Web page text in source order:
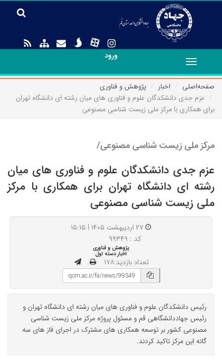
ورود
Toggle
navigation
صفحه‌اصلی
اخبار
پژوهش و فناوری
عزم جدی دانشکدگان علوم و فناوری های میان رشته ای دانشگاه تهران
برای همکاری با مرکز ملی زیست شناسی مصنوعی
مرکز ملی زیست شناسی مصنوعی/
عزم جدی دانشکدگان علوم و فناوری های میان
رشته ای دانشگاه تهران برای همکاری با مرکز
ملی زیست شناسی مصنوعی
کد : ۹۹۳۴۹
پژوهش و فناوری
اخبار دسته اول
تعداد بازدید:۱۷۸
رئیس دانشکدگان علوم و فناوری های میان رشته ای دانشگاه تهران و
رئیس جهاددانشگاهی قم و مسئول پروژه مرکز ملی زیست شناسی
مصنوعی کشور بر توسعه همکاری های مشترک در اجرای فاز های سه
گانه این مرکز تاکید کردند.